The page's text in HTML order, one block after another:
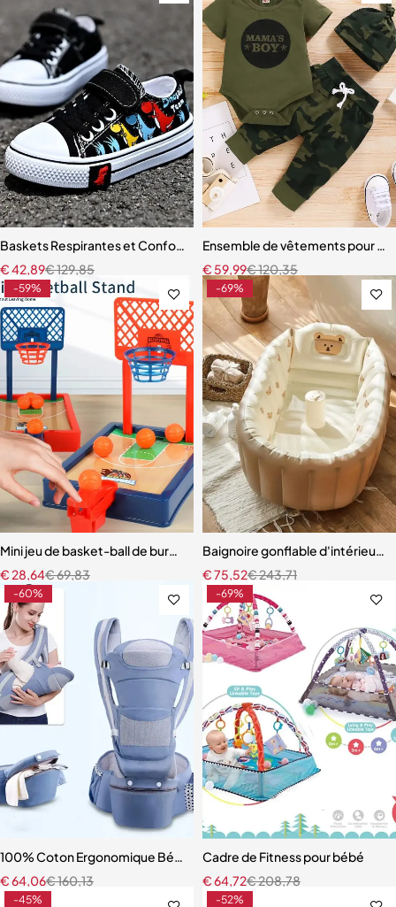
Baskets Respirantes et Confortables à Semelle Souple pour Enfant
€129,85
€42,89
Ensemble de vêtements pour
€120,35
€ 59,99
-59%
Mini jeu de basket-ball de bureau pour l'intérieur ou l'extérieur
€69,83
€28,64
-69%
Baignoire gonflable d'intérieur
€243,71
€75,52
-60%
100% Coton Ergonomique Bébé Porte Sac À Dos Détachable
€160,13
€64,06
-69%
Cadre de Fitness pour bébé
€208,78
€64,72
-45% -52%